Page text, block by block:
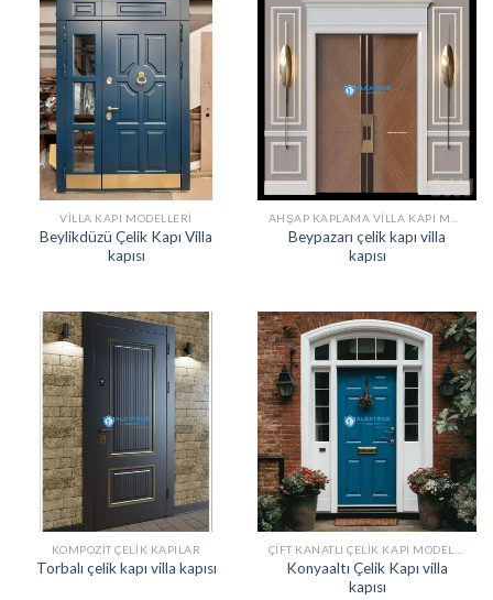
VILLA KAPI MODELLERI
Beylikdüzü Çelik Kapı Villa
kapısı
AHŞAP KAPLAMA VILLA KAPI MODELLERI
Beypazarı çelik kapı villa
kapısı
KOMPOZIT ÇELIK KAPILAR
Torbalı çelik kapı villa kapısı
Konyaaltı Çelik Kapı villa
kapısı